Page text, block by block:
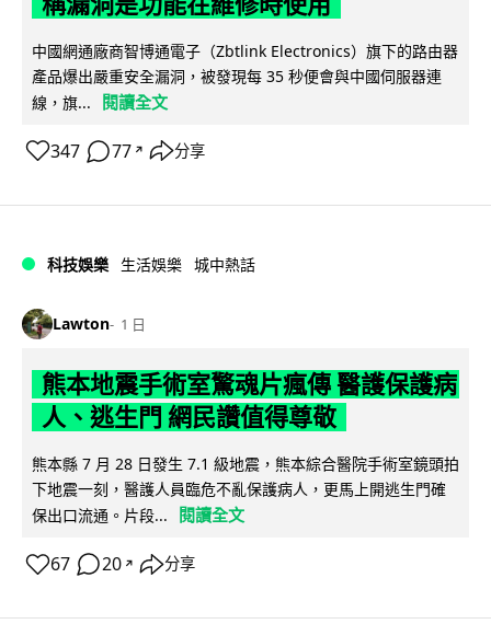
中國網通廠商智博通電子（Zbtlink Electronics）旗下的路由器
產品爆出嚴重安全漏洞，被發現每 35 秒便會與中國伺服器連
線，旗...
閱讀全文
347 77 ↗ 分享
科技娛樂 生活娛樂 城中熱話
Lawton 1 日
熊本地震手術室驚魂片瘋傳 醫護保護病
人、逃生門 網民讚值得尊敬
熊本縣 7 月 28 日發生 7.1 級地震，熊本綜合醫院手術室鏡頭拍
下地震一刻，醫護人員臨危不亂保護病人，更馬上開逃生門確
保出口流通。片段...
閱讀全文
67 20 ↗ 分享